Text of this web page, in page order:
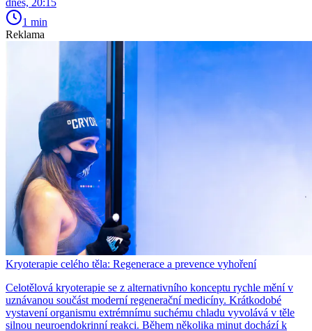
dnes, 20:15
1 min
Reklama
Kryoterapie celého těla: Regenerace a prevence vyhoření
Celotělová kryoterapie se z alternativního konceptu rychle mění v
uznávanou součást moderní regenerační medicíny. Krátkodobé
vystavení organismu extrémnímu suchému chladu vyvolává v těle
silnou neuroendokrinní reakci. Během několika minut dochází k